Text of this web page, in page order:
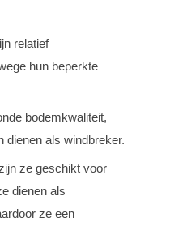
relatief
hun beperkte
bodemkwaliteit,
dienen als windbreker.
ze geschikt voor
dienen als
ze een